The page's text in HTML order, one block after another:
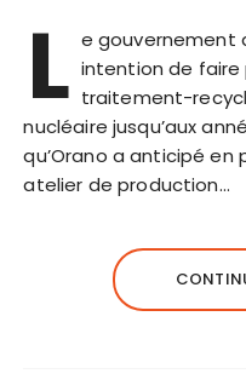
L e gouvernement
intention de faire
traitement-
nucléaire jusqu’aux
qu’Orano a anticipé en
atelier de production…